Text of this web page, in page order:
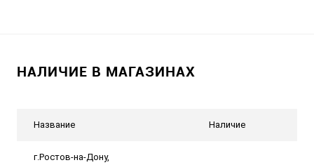
НАЛИЧИЕ В МАГАЗИНАХ
Название Наличие
г.Ростов-на-Дону,